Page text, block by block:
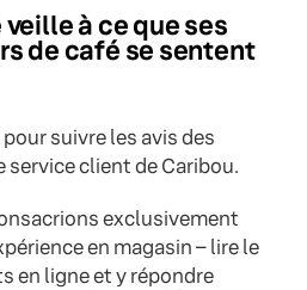
à ce que ses
de café se sentent
suivre les avis des
service client de Caribou.
exclusivement
en magasin – lire le
en ligne et y répondre